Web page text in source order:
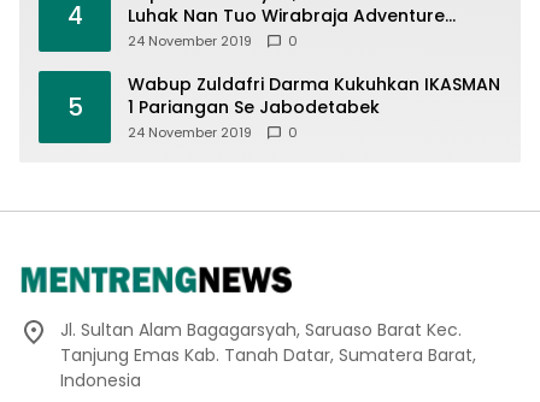
4
Luhak Nan Tuo Wirabraja Adventure
Offroad 2019
24 November 2019 0
5
Wabup Zuldafri Darma Kukuhkan IKASMAN
1 Pariangan Se Jabodetabek
24 November 2019 0
Jl. Sultan Alam Bagagarsyah, Saruaso Barat Kec.
Tanjung Emas Kab. Tanah Datar, Sumatera Barat,
Indonesia